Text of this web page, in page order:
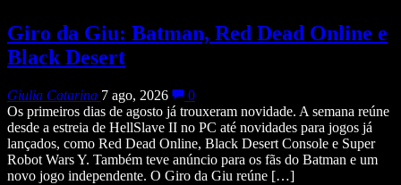
Giro da Giu: Batman, Red Dead Online e
Black Desert
Giulia Catarina 7 ago, 2026
0
Os primeiros dias de agosto já trouxeram novidade. A semana reúne
desde a estreia de HellSlave II no PC até novidades para jogos já
lançados, como Red Dead Online, Black Desert Console e Super
Robot Wars Y. Também teve anúncio para os fãs do Batman e um
novo jogo independente. O Giro da Giu reúne […]